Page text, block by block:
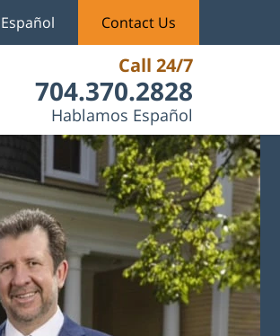
Call 24/7
704.370.2828
Hablamos Español
Español Contact Us